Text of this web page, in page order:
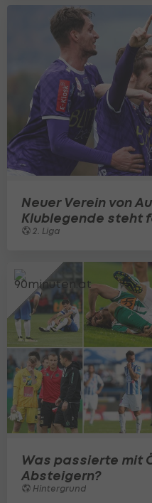
Neuer Verein von
Klublegende steht
2. Liga
Was passierte mit
Absteigern?
Hintergrund